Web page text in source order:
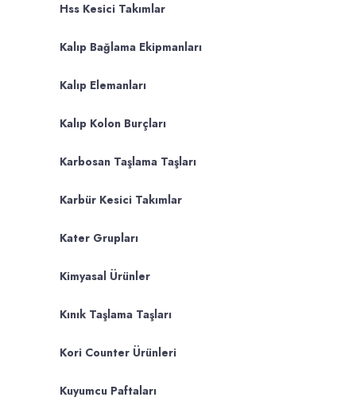
Hss Kesici Takımlar
Kalıp Bağlama Ekipmanları
Kalıp Elemanları
Kalıp Kolon Burçları
Karbosan Taşlama Taşları
Karbür Kesici Takımlar
Kater Grupları
Kimyasal Ürünler
Kınık Taşlama Taşları
Kori Counter Ürünleri
Kuyumcu Paftaları